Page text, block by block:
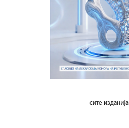
сите изданија